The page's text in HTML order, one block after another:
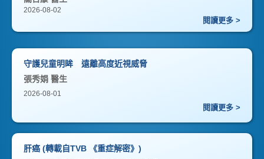
2026-08-02
閱讀更多 >
守護兒童明眸 遠離高度近視威脅
張秀娟 醫生
2026-08-01
閱讀更多 >
肝癌 (轉載自TVB 《重症解密》)